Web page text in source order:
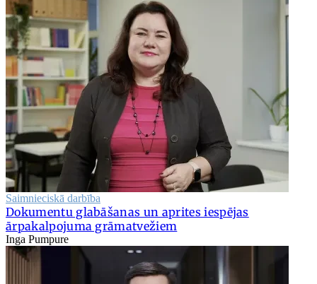
Saimnieciskā darbība
Dokumentu glabāšanas un aprites iespējas
ārpakalpojuma grāmatvežiem
Inga Pumpure